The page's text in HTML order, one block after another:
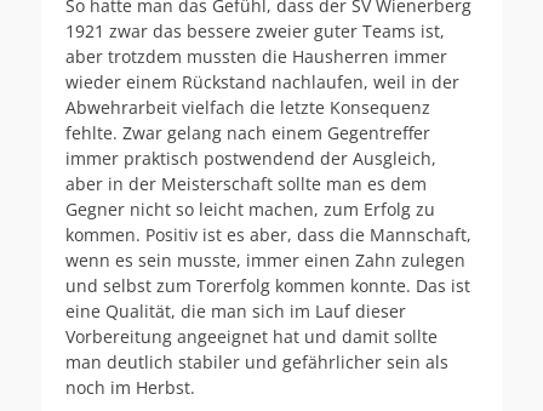
So hatte man das Gefühl, dass der SV Wienerberg
1921 zwar das bessere zweier guter Teams ist,
aber trotzdem mussten die Hausherren immer
wieder einem Rückstand nachlaufen, weil in der
Abwehrarbeit vielfach die letzte Konsequenz
fehlte. Zwar gelang nach einem Gegentreffer
immer praktisch postwendend der Ausgleich,
aber in der Meisterschaft sollte man es dem
Gegner nicht so leicht machen, zum Erfolg zu
kommen. Positiv ist es aber, dass die Mannschaft,
wenn es sein musste, immer einen Zahn zulegen
und selbst zum Torerfolg kommen konnte. Das ist
eine Qualität, die man sich im Lauf dieser
Vorbereitung angeeignet hat und damit sollte
man deutlich stabiler und gefährlicher sein als
noch im Herbst.